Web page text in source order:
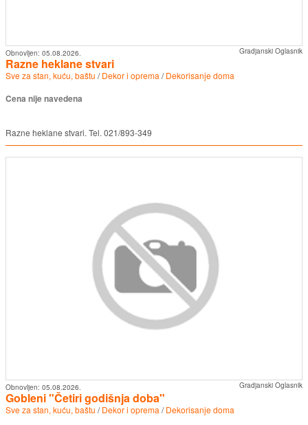
Gradjanski Oglasnik
Obnovljen: 05.08.2026.
Razne heklane stvari
Sve za stan, kuću, baštu /Dekor i oprema /Dekorisanje doma
Cena nije navedena
Razne heklane stvari. Tel. 021/893-349
Gradjanski Oglasnik
Obnovljen: 05.08.2026.
Gobleni "Četiri godišnja doba"
Sve za stan, kuću, baštu /Dekor i oprema /Dekorisanje doma